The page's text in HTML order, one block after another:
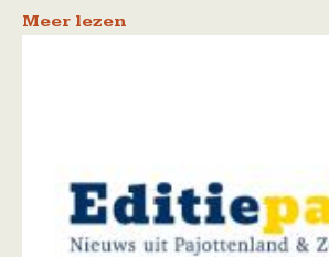
Meer lezen